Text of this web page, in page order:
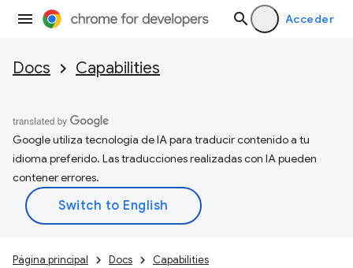
Acceder
Docs Capabilities
Google utiliza tecnología de IA para traducir contenido a tu
idioma preferido. Las traducciones realizadas con IA pueden
contener errores.
Página principal Docs Capabilities